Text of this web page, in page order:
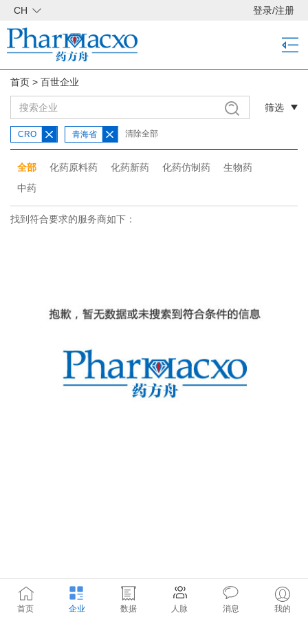
CH 登录/注册
首页 > 百世企业
筛选
CRO 青海省 清除全部
全部 化药原料药 化药新药 化药仿制药
生物药
中药
找到符合要求的服务商如下：
首页 企业 数据 人脉 消息 我的